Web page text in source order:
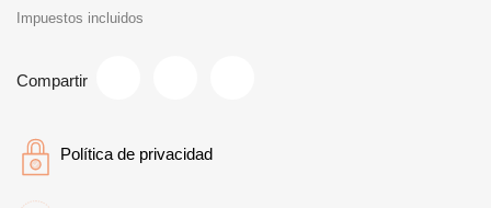
Impuestos incluidos
Compartir
Política de privacidad